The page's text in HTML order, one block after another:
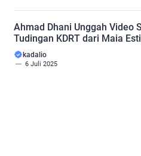
Ahmad Dhani Unggah Video
Tudingan KDRT dari Maia
kadalio
6 Juli 2025